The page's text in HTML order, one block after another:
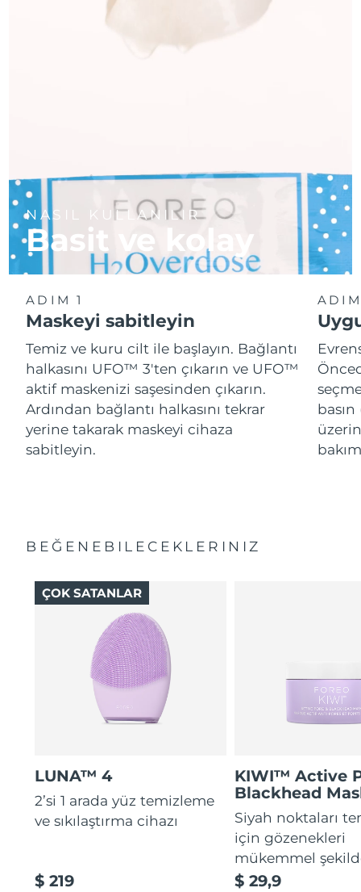
NASIL KULLANILIR
Basit ve kolay
ADIM 1
Maskeyi sabitleyin
Temiz ve kuru cilt ile başlayın. Bağlantı
halkasını UFO™ 3'ten çıkarın ve UFO™
aktif maskenizi saşesinden çıkarın.
Ardından bağlantı halkasını tekrar
yerine takarak maskeyi cihaza
sabitleyin.
BEĞENEBILECEKLERINIZ
LUNA™ 4
2’si 1 arada yüz temizleme
ve sıkılaştırma cihazı
$ 219
ÇOK SATANLAR
KIWI™ Active
Blackhead
Siyah noktaları
için gözenekleri
mükemmel
$ 29,9